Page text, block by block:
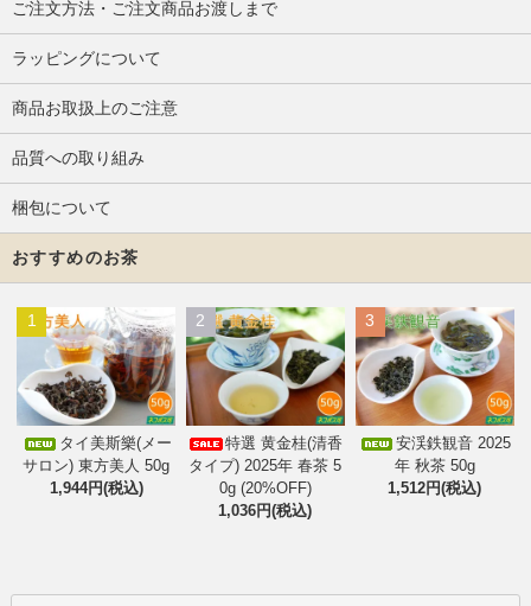
ご注文方法・ご注文商品お渡しまで
ラッピングについて
商品お取扱上のご注意
品質への取り組み
梱包について
おすすめのお茶
1
タイ美斯樂(メー
サロン) 東方美人 50g
1,944円(税込)
2
特選 黄金桂(清香
タイプ) 2025年 春茶 5
0g (20%OFF)
1,036円(税込)
3
安渓鉄観音 2025
年 秋茶 50g
1,512円(税込)